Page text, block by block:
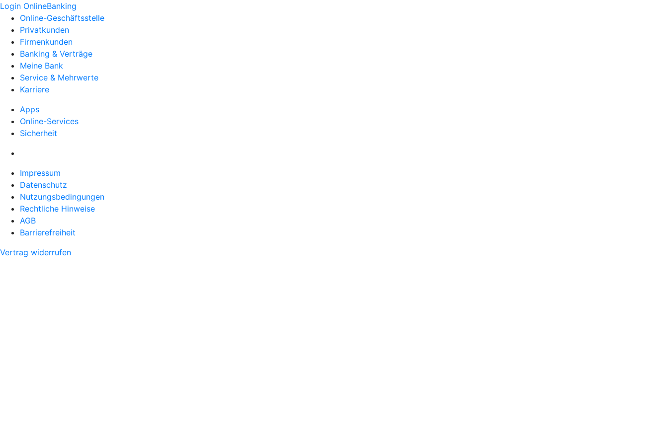
Login OnlineBanking
Online-Geschäftsstelle
Privatkunden
Firmenkunden
Banking & Verträge
Meine Bank
Service & Mehrwerte
Karriere
Apps
Online-Services
Sicherheit
Impressum
Datenschutz
Nutzungsbedingungen
Rechtliche Hinweise
AGB
Barrierefreiheit
Vertrag widerrufen